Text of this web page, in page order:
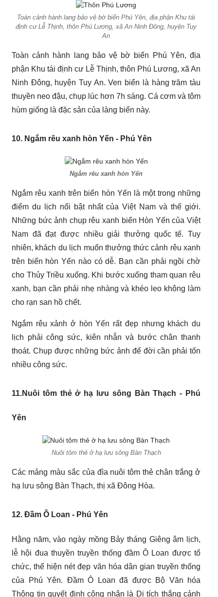
Toàn cảnh hành lang bảo vệ bờ biển Phú Yên, địa phận Khu tái
định cư Lễ Thịnh, thôn Phú Lương, xã An Ninh Đông, huyện Tuy
An
Toàn cảnh hành lang bảo vệ bờ biển Phú Yên, địa
phận Khu tái định cư Lễ Thịnh, thôn Phú Lương, xã An
Ninh Đông, huyện Tuy An. Ven biển là hàng trăm tàu
thuyền neo đậu, chụp lúc hơn 7h sáng. Cá cơm và tôm
hùm giống là đặc sản của làng biển này.
10. Ngắm rêu xanh hòn Yến - Phú Yên
Ngắm rêu xanh hòn Yến
Ngắm rêu xanh trên biển hòn Yến là một trong những
điểm du lịch nổi bật nhất của Việt Nam và thế giới.
Những bức ảnh chụp rêu xanh biển Hòn Yến của Việt
Nam đã đạt được nhiều giải thưởng quốc tế. Tuy
nhiên, khách du lịch muốn thưởng thức cảnh rêu xanh
trên biển hòn Yến nào có dễ. Bạn cần phải ngồi chờ
cho Thủy Triều xuống. Khi bước xuống tham quan rêu
xanh, bạn cần phải nhẹ nhàng và khéo leo không làm
cho rạn san hồ chết.
Ngắm rêu xảnh ở hòn Yến rất đẹp nhưng khách du
lịch phải công sức, kiên nhẫn và bước chân thanh
thoát. Chụp được những bức ảnh để đời cần phải tốn
nhiều công sức.
11.Nuôi tôm thẻ ở hạ lưu sông Bàn Thạch - Phú
Yên
Nuôi tôm thẻ ở hạ lưu sông Bàn Thạch
Các mảng màu sắc của đìa nuôi tôm thẻ chân trắng ở
hạ lưu sông Bàn Thạch, thị xã Đông Hòa.
12. Đầm Ô Loan - Phú Yên
Hằng năm, vào ngày mồng Bảy tháng Giêng âm lịch,
lễ hội đua thuyền truyền thống đầm Ô Loan được tổ
chức, thể hiện nét đẹp văn hóa dân gian truyền thống
của Phú Yên. Đầm Ô Loan đã được Bộ Văn hóa
Thông tin quyết định công nhận là Di tích thắng cảnh